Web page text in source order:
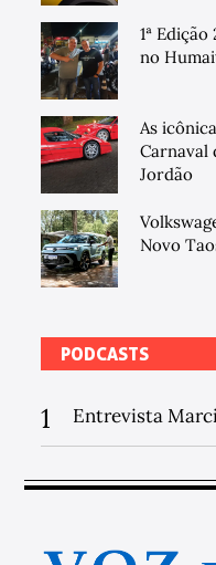
1ª
no
As
Carnaval
Jordão
Novo
PODCASTS
1 Entrevista